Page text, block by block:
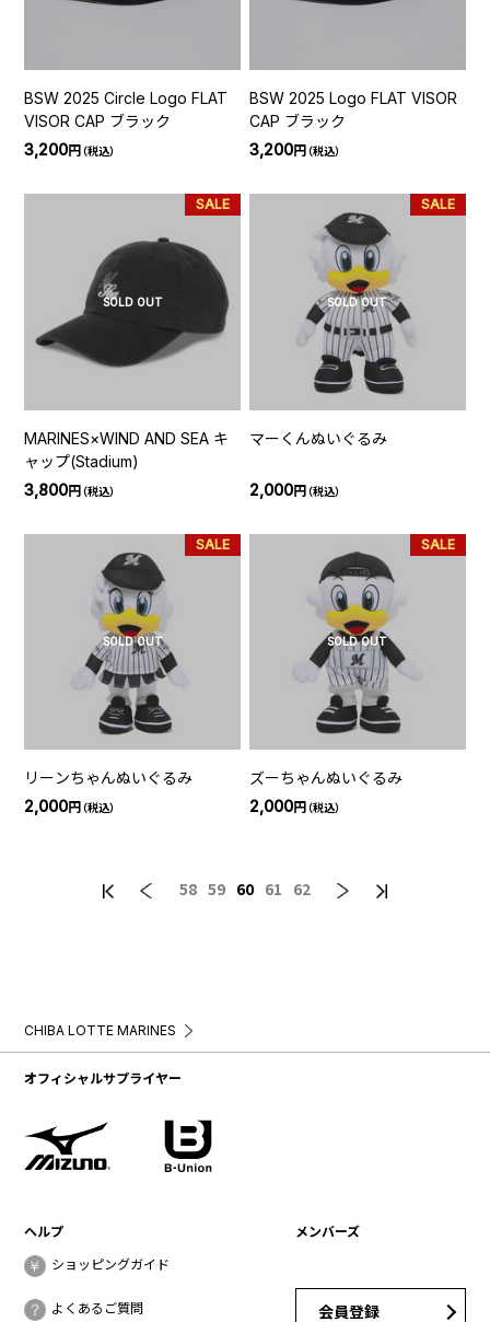
BSW 2025 Circle Logo FLAT
VISOR CAP ブラック
3,200円（税込）
BSW 2025 Logo FLAT VISOR
CAP ブラック
3,200円（税込）
SOLD OUT
SALE
MARINES×WIND AND SEA キ
ャップ(Stadium)
3,800円（税込）
SOLD OUT
SALE
マーくんぬいぐるみ
2,000円（税込）
SOLD OUT
SALE
リーンちゃんぬいぐるみ
2,000円（税込）
SOLD OUT
SALE
ズーちゃんぬいぐるみ
2,000円（税込）
58 59 60 61 62
CHIBA LOTTE MARINES
オフィシャルサプライヤー
ヘルプ
ショッピングガイド
よくあるご質問
メンバーズ
会員登録